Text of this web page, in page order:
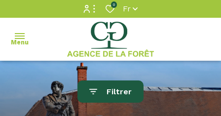
Espace propriétaire
Accès extranet
0 Fr
Menu
accueil
ventes
Filtrer